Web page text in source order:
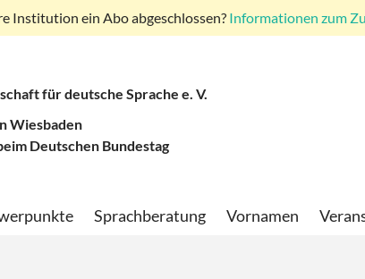
Institution ein Abo abgeschlossen? Informationen zum
für deutsche Sprache e. V.
Wiesbaden
Deutschen Bundestag
Sprachberatung Vornamen